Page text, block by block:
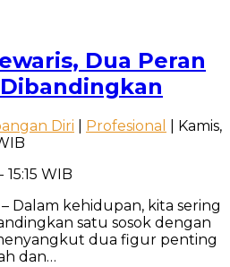
Dua Peran
Diri Profesional
| Kamis,
WIB
Dalam kehidupan, kita sering
satu sosok dengan
dua figur penting
dan…